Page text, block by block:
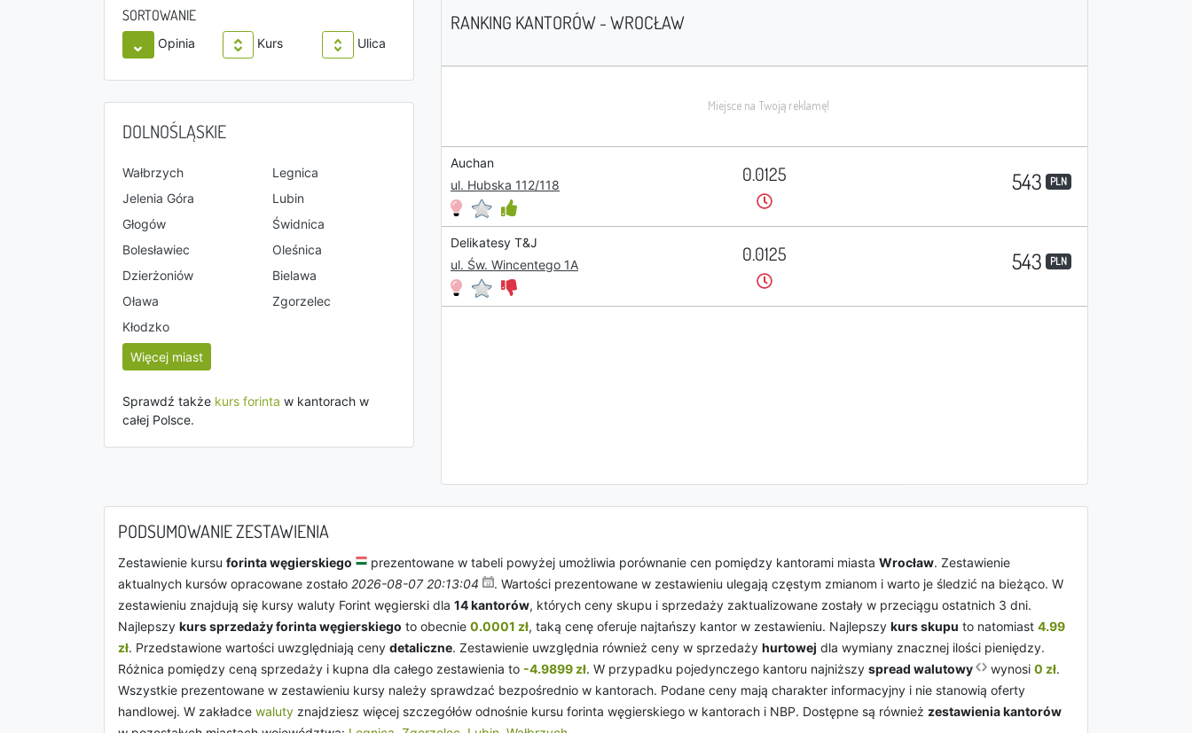
SORTOWANIE
Opinia Kurs Ulica
DOLNOŚLĄSKIE
Wałbrzych
Legnica
Jelenia Góra
Lubin
Głogów
Świdnica
Bolesławiec
Oleśnica
Dzierżoniów
Bielawa
Oława
Zgorzelec
Kłodzko
Więcej miast
Sprawdź także kurs forinta w kantorach w
całej Polsce.
RANKING KANTORÓW - WROCŁAW
Auchan
ul. Hubska 112/118
0.0125 543 PLN
Delikatesy T&J
ul. Św. Wincentego 1A
0.0125 543 PLN
PODSUMOWANIE ZESTAWIENIA
Zestawienie kursu forinta węgierskiego prezentowane w tabeli powyżej umożliwia porównanie cen pomiędzy kantorami miasta Wrocław. Zestawienie
aktualnych kursów opracowane zostało 2026-08-07 20:13:04
. Wartości prezentowane w zestawieniu ulegają częstym zmianom i warto je śledzić na bieżąco. W
zestawieniu znajdują się kursy waluty Forint węgierski dla 14 kantorów, których ceny skupu i sprzedaży zaktualizowane zostały w przeciągu ostatnich 3 dni.
Najlepszy kurs sprzedaży forinta węgierskiego to obecnie 0.0001 zł, taką cenę oferuje najtańszy kantor w zestawieniu. Najlepszy kurs skupu to natomiast 4.99
zł. Przedstawione wartości uwzględniają ceny detaliczne. Zestawienie uwzględnia również ceny w sprzedaży hurtowej dla wymiany znacznej ilości pieniędzy.
Różnica pomiędzy ceną sprzedaży i kupna dla całego zestawienia to -4.9899 zł. W przypadku pojedynczego kantoru najniższy spread walutowy wynosi 0 zł.
Wszystkie prezentowane w zestawieniu kursy należy sprawdzać bezpośrednio w kantorach. Podane ceny mają charakter informacyjny i nie stanowią oferty
handlowej. W zakładce waluty znajdziesz więcej szczegółów odnośnie kursu forinta węgierskiego w kantorach i NBP. Dostępne są również zestawienia kantorów